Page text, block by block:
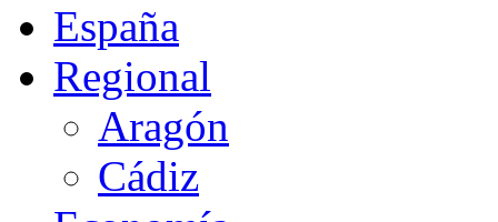
España
Regional
Aragón
Cádiz